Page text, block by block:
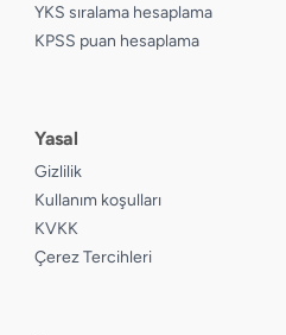
YKS sıralama hesaplama
KPSS puan hesaplama
Yasal
Gizlilik
Kullanım koşulları
KVKK
Çerez Tercihleri